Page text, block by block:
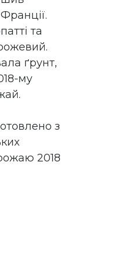
та
ґрунт,
му
з
2018